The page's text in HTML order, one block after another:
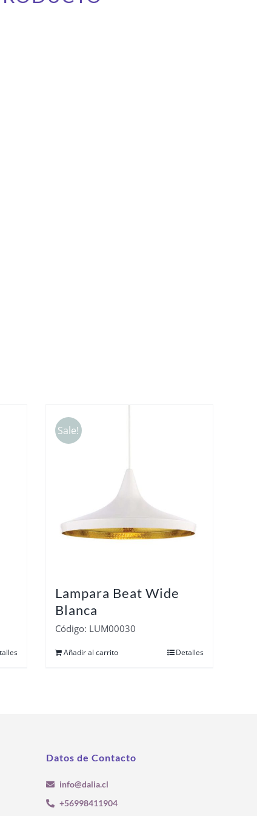
Sale!
Lampara Beat Wide
Blanca
Código: LUM00030
Añadir al carrito Detalles
Datos de Contacto
info@dalia.cl
+56998411904